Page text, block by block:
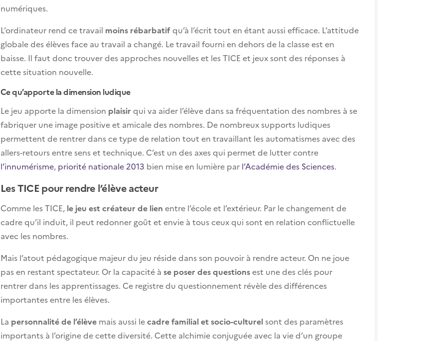
numériques.
L’ordinateur rend ce travail moins rébarbatifqu’à l’écrit tout en étant aussi efficace. L’attitude
globale des élèves face au travail a changé. Le travail fourni en dehors de la classe est en
baisse. Il faut donc trouver des approches nouvelles et les TICE et jeux sont des réponses à
cette situation nouvelle.
Ce qu’apporte la dimension ludique
Le jeu apporte la dimension plaisir qui va aider l’élève dans sa fréquentation des nombres à se
fabriquer une image positive et amicale des nombres. De nombreux supports ludiques
permettent de rentrer dans ce type de relation tout en travaillant les automatismes avec des
allers-retours entre sens et technique. C’est un des axes qui permet de lutter contre
l’innumérisme, priorité nationale 2013 bien mise en lumière par l’Académie des Sciences.
Les TICE pour rendre l’élève acteur
Comme les TICE, le jeu est créateur de lien entre l’école et l’extérieur. Par le changement de
cadre qu’il induit, il peut redonner goût et envie à tous ceux qui sont en relation conflictuelle
avec les nombres.
Mais l’atout pédagogique majeur du jeu réside dans son pouvoir à rendre acteur. On ne joue
pas en restant spectateur. Or la capacité à se poser des questionsest une des clés pour
rentrer dans les apprentissages. Ce registre du questionnement révèle des différences
importantes entre les élèves.
La personnalité de l’élèvemais aussi lecadre familial et socio-culturelsont des paramètres
importants à l’origine de cette diversité. Cette alchimie conjuguée avec la vie d’un groupe